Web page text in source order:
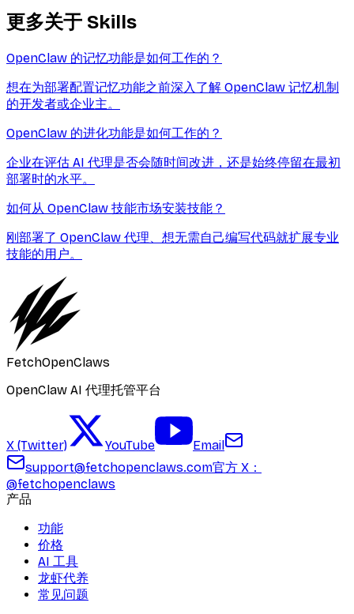
更多关于 Skills
OpenClaw 的记忆功能是如何工作的？
想在为部署配置记忆功能之前深入了解 OpenClaw 记忆机制
的开发者或企业主。
OpenClaw 的进化功能是如何工作的？
企业在评估 AI 代理是否会随时间改进，还是始终停留在最初
部署时的水平。
如何从 OpenClaw 技能市场安装技能？
刚部署了 OpenClaw 代理、想无需自己编写代码就扩展专业
技能的用户。
FetchOpenClaws
OpenClaw AI 代理托管平台
X (Twitter) YouTube
Email
support@fetchopenclaws.com官方 X：
@fetchopenclaws
产品
功能
价格
AI 工具
龙虾代养
常见问题